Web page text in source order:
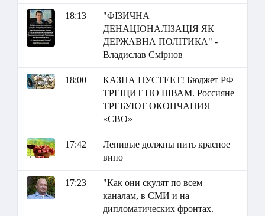
18:13
"ФІЗИЧНА
ДЕНАЦІОНАЛІЗАЦІЯ ЯК
ДЕРЖАВНА ПОЛІТИКА" -
Владислав Смірнов
18:00
КАЗНА ПУСТЕЕТ! Бюджет РФ
ТРЕЩИТ ПО ШВАМ. Россияне
ТРЕБУЮТ ОКОНЧАНИЯ
«СВО»
17:42
Ленивые должны пить красное
вино
17:23
"Как они скулят по всем
каналам, в СМИ и на
дипломатических фронтах.